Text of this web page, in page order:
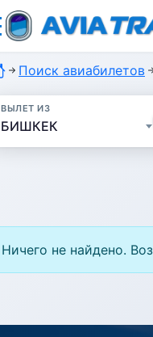
Поиск авиабилетов
ВЫЛЕТ ИЗ
Ничего не найдено.